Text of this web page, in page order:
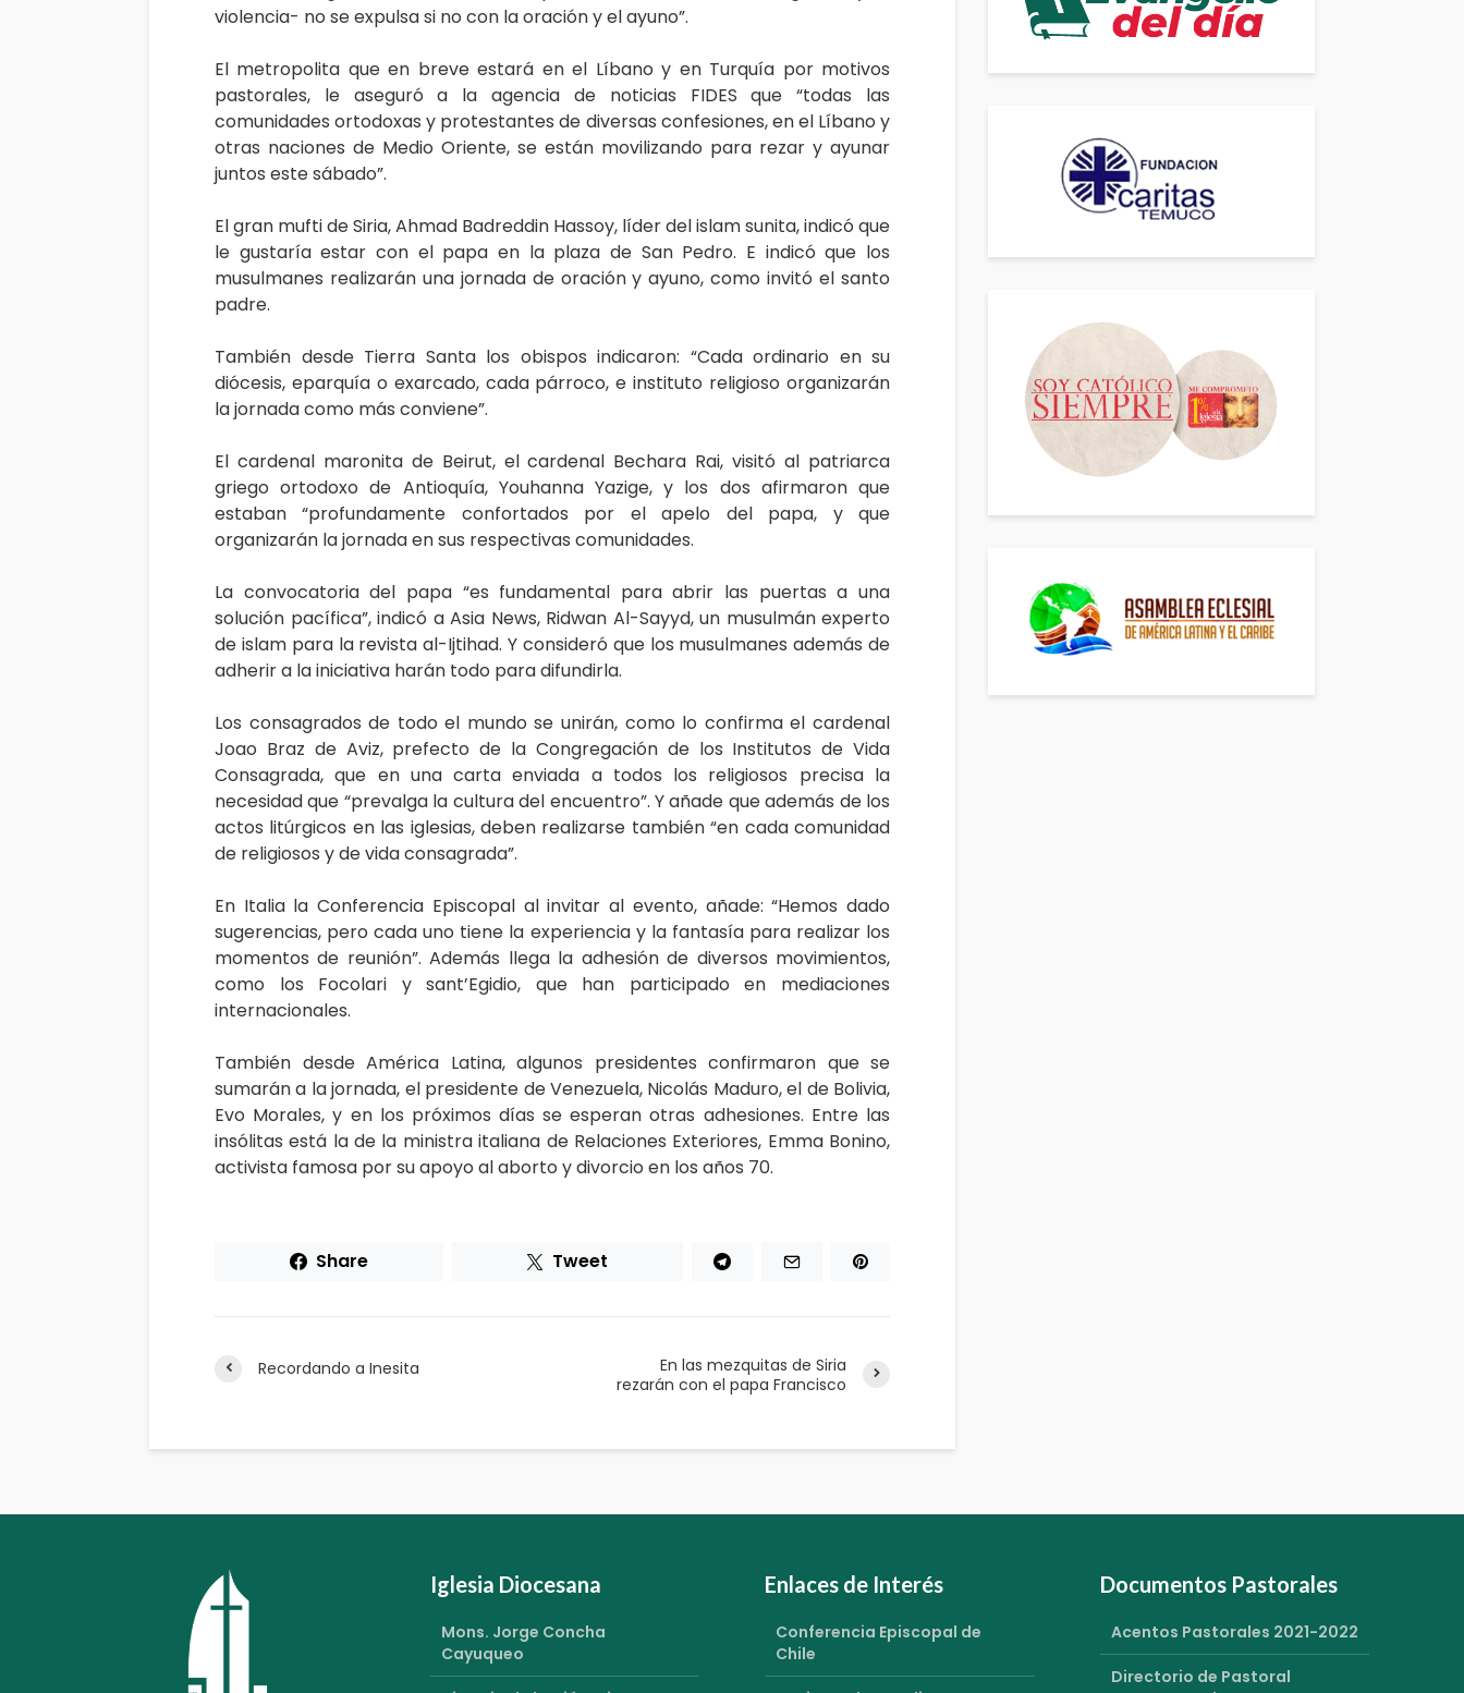
violencia- no se expulsa si no con la oración y el ayuno”.
El metropolita que en breve estará en el Líbano y en Turquía por motivos
pastorales, le aseguró a la agencia de noticias FIDES que “todas las
comunidades ortodoxas y protestantes de diversas confesiones, en el Líbano y
otras naciones de Medio Oriente, se están movilizando para rezar y ayunar
juntos este sábado”.
El gran mufti de Siria, Ahmad Badreddin Hassoy, líder del islam sunita, indicó que
le gustaría estar con el papa en la plaza de San Pedro. E indicó que los
musulmanes realizarán una jornada de oración y ayuno, como invitó el santo
padre.
También desde Tierra Santa los obispos indicaron: “Cada ordinario en su
diócesis, eparquía o exarcado, cada párroco, e instituto religioso organizarán
la jornada como más conviene”.
El cardenal maronita de Beirut, el cardenal Bechara Rai, visitó al patriarca
griego ortodoxo de Antioquía, Youhanna Yazige, y los dos afirmaron que
estaban “profundamente confortados por el apelo del papa, y que
organizarán la jornada en sus respectivas comunidades.
La convocatoria del papa “es fundamental para abrir las puertas a una
solución pacífica”, indicó a Asia News, Ridwan Al-Sayyd, un musulmán experto
de islam para la revista al-Ijtihad. Y consideró que los musulmanes además de
adherir a la iniciativa harán todo para difundirla.
Los consagrados de todo el mundo se unirán, como lo confirma el cardenal
Joao Braz de Aviz, prefecto de la Congregación de los Institutos de Vida
Consagrada, que en una carta enviada a todos los religiosos precisa la
necesidad que “prevalga la cultura del encuentro”. Y añade que además de los
actos litúrgicos en las iglesias, deben realizarse también “en cada comunidad
de religiosos y de vida consagrada”.
En Italia la Conferencia Episcopal al invitar al evento, añade: “Hemos dado
sugerencias, pero cada uno tiene la experiencia y la fantasía para realizar los
momentos de reunión”. Además llega la adhesión de diversos movimientos,
como los Focolari y sant’Egidio, que han participado en mediaciones
internacionales.
También desde América Latina, algunos presidentes confirmaron que se
sumarán a la jornada, el presidente de Venezuela, Nicolás Maduro, el de Bolivia,
Evo Morales, y en los próximos días se esperan otras adhesiones. Entre las
insólitas está la de la ministra italiana de Relaciones Exteriores, Emma Bonino,
activista famosa por su apoyo al aborto y divorcio en los años 70.
Share Tweet
Recordando a Inesita
En las mezquitas de Siria
rezarán con el papa Francisco
Iglesia Diocesana
Mons. Jorge Concha
Cayuqueo
Enlaces de Interés
Conferencia Episcopal de
Chile
Documentos Pastorales
Acentos Pastorales 2021-2022
Directorio de Pastoral